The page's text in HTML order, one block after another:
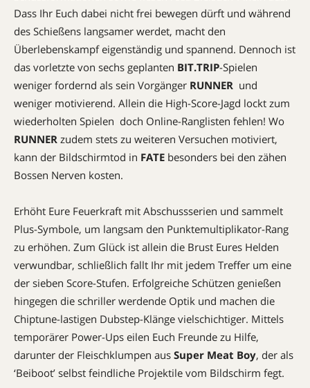
Dass Ihr Euch dabei nicht frei bewegen dürft und während
des Schießens langsamer werdet, macht den
Überlebenskampf eigenständig und spannend. Dennoch ist
das vorletzte von sechs geplanten BIT.TRIP-Spielen
weniger fordernd als sein Vorgänger RUNNER  und
weniger motivierend. Allein die High-Score-Jagd lockt zum
wiederholten Spielen  doch Online-Ranglisten fehlen! Wo
RUNNER zudem stets zu weiteren Versuchen motiviert,
kann der Bildschirmtod in FATE besonders bei den zähen
Bossen Nerven kosten.
Erhöht Eure Feuerkraft mit Abschussserien und sammelt
Plus-Symbole, um langsam den Punktemultiplikator-Rang
zu erhöhen. Zum Glück ist allein die Brust Eures Helden
verwundbar, schließlich fallt Ihr mit jedem Treffer um eine
der sieben Score-Stufen. Erfolgreiche Schützen genießen
hingegen die schriller werdende Optik und machen die
Chiptune-lastigen Dubstep-Klänge vielschichtiger. Mittels
temporärer Power-Ups eilen Euch Freunde zu Hilfe,
darunter der Fleischklumpen aus Super Meat Boy, der als
‘Beiboot’ selbst feindliche Projektile vom Bildschirm fegt.